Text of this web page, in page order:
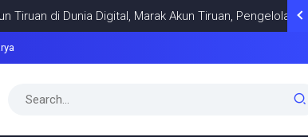
Digital, Marak Akun Tiruan, Pengelola TikTok